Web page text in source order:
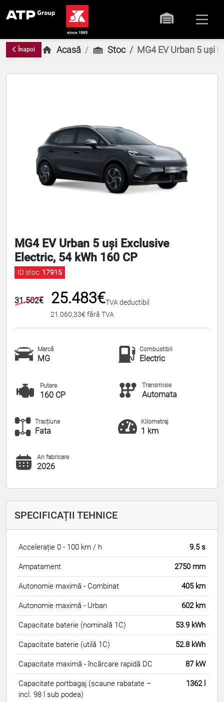
Înapoi Acasă Stoc MG4 EV Urban 5 uși
MG4 EV Urban 5 uși Exclusive
Electric, 54 kWh 160 CP
ID stoc: 17915
31.502€ 25.483€TVA deductibil
21.060,33€ fără TVA
Marcă
MG
Combustibil
Electric
Putere
160 CP
Transmisie
Automata
Tracțiune
Fata
Kilometraj
1 km
An fabricare
2026
SPECIFICAȚII TEHNICE
Accelerație 0 - 100 km / h 9.5 s
Ampatament 2750 mm
Autonomie maximă - Combinat 405 km
Autonomie maximă - Urban 602 km
Capacitate baterie (nominală 1C) 53.9 kWh
Capacitate baterie (utilă 1C) 52.8 kWh
Capacitate maximă - încărcare rapidă DC 87 kW
Capacitate portbagaj (scaune rabatate –
incl. 98 l sub podea)
1362 l